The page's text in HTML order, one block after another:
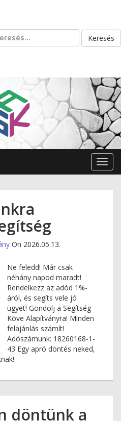
Keresés:
On 2026.05.13.
Ne feledd! Már csak
néhány napod maradt!
Rendelkezz az adód 1%-
áról, és segíts vele jó
ügyet! Gondolj a Segítség
Köve Alapítványra! Minden
felajánlás számít!
Adószámunk: 18260168-1-
43 Egy apró döntés neked,
döntünk a